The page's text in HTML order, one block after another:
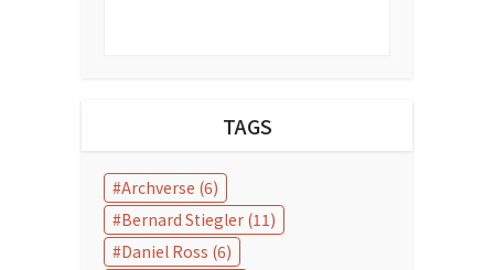
TAGS
Archverse (6)
Bernard Stiegler (11)
Daniel Ross (6)